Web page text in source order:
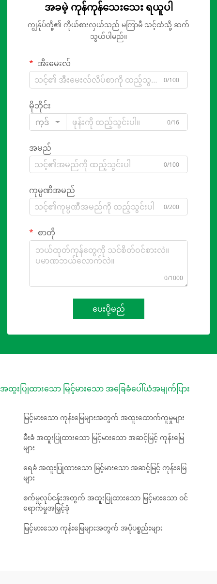
အခမဲ့ ကုန်ကုန်သေးသေး ရယူပါ
ကျွန်ုပ်တို့၏ ကိုယ်စားလှယ်သည် မကြာမီ သင့်ထံသို့ ဆက်
သွယ်ပါမည်။
အီးမေးလ်
0/100
မိုဘိုင်း
ကုဒ်
0/16
အမည်
0/100
ကုမ္ပဏီအမည်
0/200
စာတို
0/1000
ပေးပို့မည်
အထူးပြုထားသော မြင့်မားသော အခြေခံပေါ်ယံအမျက်ပြား
မြင့်မားသော ကုန်းမြေများအတွက် အထူးထောက်ကူမှုများ
မီးခံ အထူးပြုထားသော မြင့်မားသော အဆင့်မြင့် ကုန်းမြေ
များ
ရေခံ အထူးပြုထားသော မြင့်မားသော အဆင့်မြင့် ကုန်းမြေ
များ
စက်မှုလုပ်ငန်းအတွက် အထူးပြုထားသော မြင့်မားသော ဝင်
ရောက်မှုအမြှင့်ခုံ
မြင့်မားသော ကုန်းမြေများအတွက် အပိုပစ္စည်းများ